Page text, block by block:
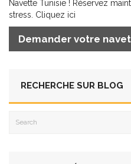
Navette Tunisie ! Réservez
stress. Cliquez ici
Demander votre
RECHERCHE SUR BLOG